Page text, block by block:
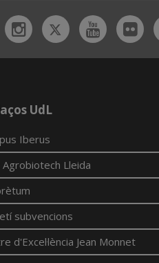
Instagram
TwitterYoutube
UdL
Iberus
Agrobiotech Lleida
subvencions
d'Excel·lència Jean Monnet